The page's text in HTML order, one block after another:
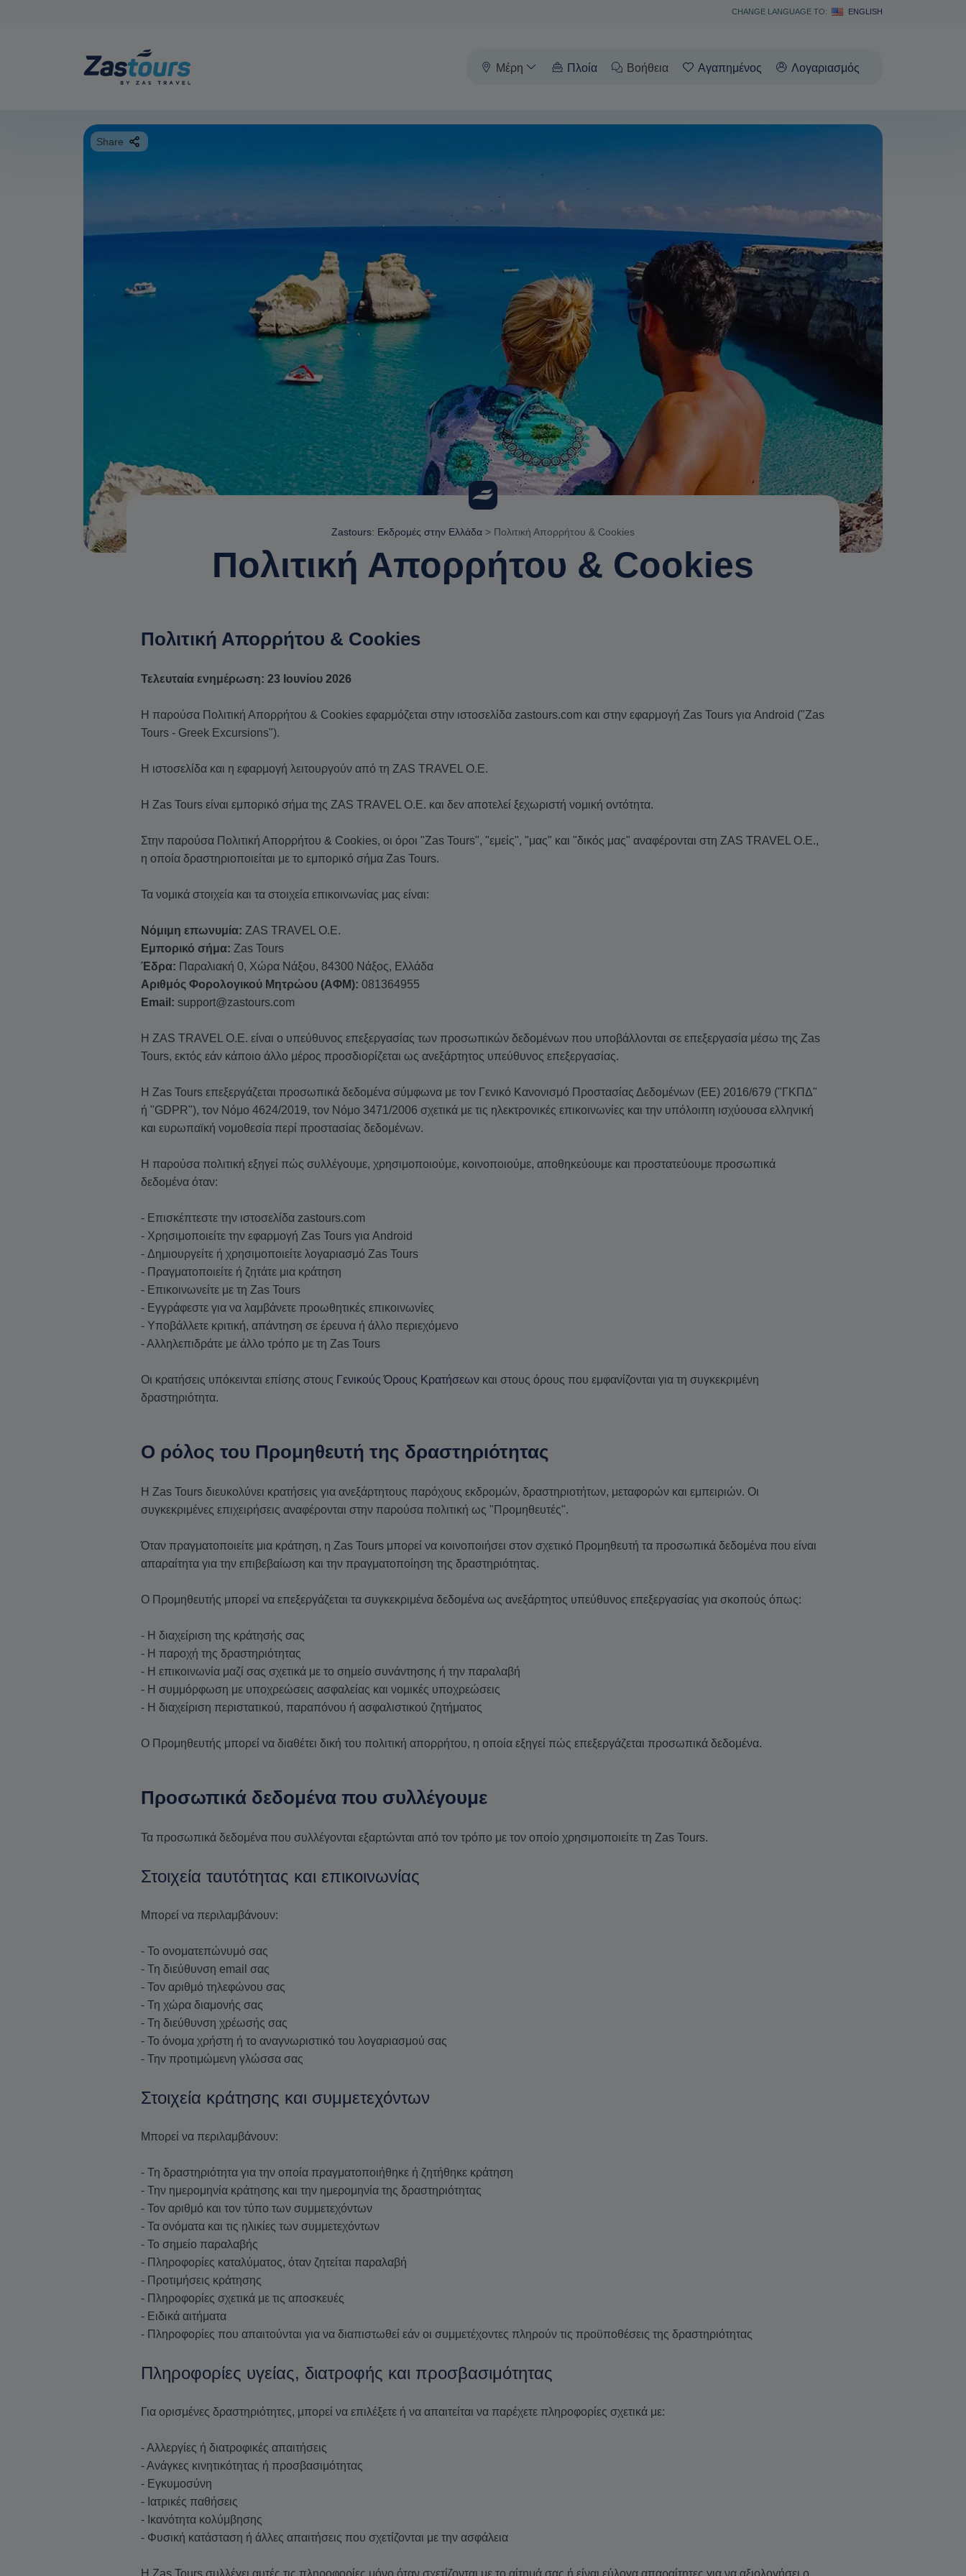
CHANGE LANGUAGE TO: ENGLISH
Μέρη Πλοία Βοήθεια Αγαπημένος Λογαριασμός
Share
Zastours: Εκδρομές στην Ελλάδα > Πολιτική Απορρήτου & Cookies
Πολιτική Απορρήτου & Cookies
Πολιτική Απορρήτου & Cookies
Τελευταία ενημέρωση: 23 Ιουνίου 2026
Η παρούσα Πολιτική Απορρήτου & Cookies εφαρμόζεται στην ιστοσελίδα zastours.com και στην εφαρμογή Zas Tours για Android ("Zas
Tours - Greek Excursions").
Η ιστοσελίδα και η εφαρμογή λειτουργούν από τη ZAS TRAVEL O.E.
Η Zas Tours είναι εμπορικό σήμα της ZAS TRAVEL O.E. και δεν αποτελεί ξεχωριστή νομική οντότητα.
Στην παρούσα Πολιτική Απορρήτου & Cookies, οι όροι "Zas Tours", "εμείς", "μας" και "δικός μας" αναφέρονται στη ZAS TRAVEL O.E.,
η οποία δραστηριοποιείται με το εμπορικό σήμα Zas Tours.
Τα νομικά στοιχεία και τα στοιχεία επικοινωνίας μας είναι:
Νόμιμη επωνυμία: ZAS TRAVEL O.E.
Εμπορικό σήμα: Zas Tours
Έδρα: Παραλιακή 0, Χώρα Νάξου, 84300 Νάξος, Ελλάδα
Αριθμός Φορολογικού Μητρώου (ΑΦΜ): 081364955
Email: support@zastours.com
Η ZAS TRAVEL O.E. είναι ο υπεύθυνος επεξεργασίας των προσωπικών δεδομένων που υποβάλλονται σε επεξεργασία μέσω της Zas
Tours, εκτός εάν κάποιο άλλο μέρος προσδιορίζεται ως ανεξάρτητος υπεύθυνος επεξεργασίας.
Η Zas Tours επεξεργάζεται προσωπικά δεδομένα σύμφωνα με τον Γενικό Κανονισμό Προστασίας Δεδομένων (ΕΕ) 2016/679 ("ΓΚΠΔ"
ή "GDPR"), τον Νόμο 4624/2019, τον Νόμο 3471/2006 σχετικά με τις ηλεκτρονικές επικοινωνίες και την υπόλοιπη ισχύουσα ελληνική
και ευρωπαϊκή νομοθεσία περί προστασίας δεδομένων.
Η παρούσα πολιτική εξηγεί πώς συλλέγουμε, χρησιμοποιούμε, κοινοποιούμε, αποθηκεύουμε και προστατεύουμε προσωπικά
δεδομένα όταν:
- Επισκέπτεστε την ιστοσελίδα zastours.com
- Χρησιμοποιείτε την εφαρμογή Zas Tours για Android
- Δημιουργείτε ή χρησιμοποιείτε λογαριασμό Zas Tours
- Πραγματοποιείτε ή ζητάτε μια κράτηση
- Επικοινωνείτε με τη Zas Tours
- Εγγράφεστε για να λαμβάνετε προωθητικές επικοινωνίες
- Υποβάλλετε κριτική, απάντηση σε έρευνα ή άλλο περιεχόμενο
- Αλληλεπιδράτε με άλλο τρόπο με τη Zas Tours
Οι κρατήσεις υπόκεινται επίσης στους Γενικούς Όρους Κρατήσεων και στους όρους που εμφανίζονται για τη συγκεκριμένη
δραστηριότητα.
Ο ρόλος του Προμηθευτή της δραστηριότητας
Η Zas Tours διευκολύνει κρατήσεις για ανεξάρτητους παρόχους εκδρομών, δραστηριοτήτων, μεταφορών και εμπειριών. Οι
συγκεκριμένες επιχειρήσεις αναφέρονται στην παρούσα πολιτική ως "Προμηθευτές".
Όταν πραγματοποιείτε μια κράτηση, η Zas Tours μπορεί να κοινοποιήσει στον σχετικό Προμηθευτή τα προσωπικά δεδομένα που είναι
απαραίτητα για την επιβεβαίωση και την πραγματοποίηση της δραστηριότητας.
Ο Προμηθευτής μπορεί να επεξεργάζεται τα συγκεκριμένα δεδομένα ως ανεξάρτητος υπεύθυνος επεξεργασίας για σκοπούς όπως:
- Η διαχείριση της κράτησής σας
- Η παροχή της δραστηριότητας
- Η επικοινωνία μαζί σας σχετικά με το σημείο συνάντησης ή την παραλαβή
- Η συμμόρφωση με υποχρεώσεις ασφαλείας και νομικές υποχρεώσεις
- Η διαχείριση περιστατικού, παραπόνου ή ασφαλιστικού ζητήματος
Ο Προμηθευτής μπορεί να διαθέτει δική του πολιτική απορρήτου, η οποία εξηγεί πώς επεξεργάζεται προσωπικά δεδομένα.
Προσωπικά δεδομένα που συλλέγουμε
Τα προσωπικά δεδομένα που συλλέγονται εξαρτώνται από τον τρόπο με τον οποίο χρησιμοποιείτε τη Zas Tours.
Στοιχεία ταυτότητας και επικοινωνίας
Μπορεί να περιλαμβάνουν:
- Το ονοματεπώνυμό σας
- Τη διεύθυνση email σας
- Τον αριθμό τηλεφώνου σας
- Τη χώρα διαμονής σας
- Τη διεύθυνση χρέωσής σας
- Το όνομα χρήστη ή το αναγνωριστικό του λογαριασμού σας
- Την προτιμώμενη γλώσσα σας
Στοιχεία κράτησης και συμμετεχόντων
Μπορεί να περιλαμβάνουν:
- Τη δραστηριότητα για την οποία πραγματοποιήθηκε ή ζητήθηκε κράτηση
- Την ημερομηνία κράτησης και την ημερομηνία της δραστηριότητας
- Τον αριθμό και τον τύπο των συμμετεχόντων
- Τα ονόματα και τις ηλικίες των συμμετεχόντων
- Το σημείο παραλαβής
- Πληροφορίες καταλύματος, όταν ζητείται παραλαβή
- Προτιμήσεις κράτησης
- Πληροφορίες σχετικά με τις αποσκευές
- Ειδικά αιτήματα
- Πληροφορίες που απαιτούνται για να διαπιστωθεί εάν οι συμμετέχοντες πληρούν τις προϋποθέσεις της δραστηριότητας
Πληροφορίες υγείας, διατροφής και προσβασιμότητας
Για ορισμένες δραστηριότητες, μπορεί να επιλέξετε ή να απαιτείται να παρέχετε πληροφορίες σχετικά με:
- Αλλεργίες ή διατροφικές απαιτήσεις
- Ανάγκες κινητικότητας ή προσβασιμότητας
- Εγκυμοσύνη
- Ιατρικές παθήσεις
- Ικανότητα κολύμβησης
- Φυσική κατάσταση ή άλλες απαιτήσεις που σχετίζονται με την ασφάλεια
Η Zas Tours συλλέγει αυτές τις πληροφορίες μόνο όταν σχετίζονται με το αίτημά σας ή είναι εύλογα απαραίτητες για να αξιολογήσει ο